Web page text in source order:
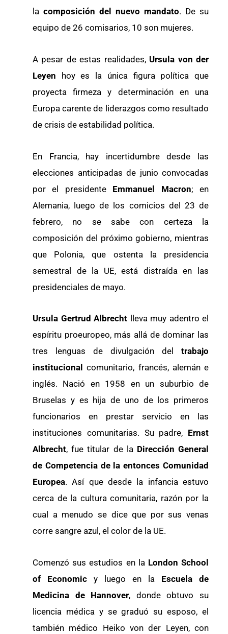
la composición del nuevo mandato. De su
equipo de 26 comisarios, 10 son mujeres.
A pesar de estas realidades,Ursula von der
Leyen hoy es la única figura política que
proyecta firmeza y determinación en una
Europa carente de liderazgos como resultado
de crisis de estabilidad política.
En Francia, hay incertidumbre desde las
elecciones anticipadas de junio convocadas
por el presidente Emmanuel Macron; en
Alemania, luego de los comicios del 23 de
febrero, no se sabe con certeza la
composición del próximo gobierno, mientras
que Polonia, que ostenta la presidencia
semestral de la UE, está distraída en las
presidenciales de mayo.
Ursula Gertrud Albrecht
lleva muy adentro el
espíritu proeuropeo, más allá de dominar las
tres lenguas de divulgación del trabajo
institucional comunitario, francés, alemán e
inglés. Nació en 1958 en un suburbio de
Bruselas y es hija de uno de los primeros
funcionarios en prestar servicio en las
instituciones comunitarias. Su padre, Ernst
Albrecht, fue titular de la Dirección General
de Competencia de la entonces Comunidad
Europea. Así que desde la infancia estuvo
cerca de la cultura comunitaria, razón por la
cual a menudo se dice que por sus venas
corre sangre azul, el color de la UE.
Comenzó sus estudios en la London School
of Economic y luego en la Escuela de
Medicina de Hannover, donde obtuvo su
licencia médica y se graduó su esposo, el
también médico Heiko von der Leyen, con